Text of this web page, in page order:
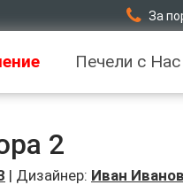
За
Печели с Нас
2
| Дизайнер: Иван Иванов